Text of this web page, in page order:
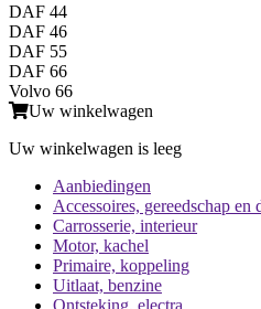
DAF 44
DAF 46
DAF 55
DAF 66
Volvo 66
Uw winkelwagen
Uw winkelwagen is leeg
Aanbiedingen
Accessoires, gereedschap en
Carrosserie, interieur
Motor, kachel
Primaire, koppeling
Uitlaat, benzine
Ontsteking, electra